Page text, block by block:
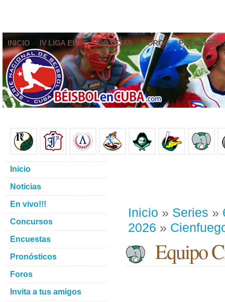
INICIO IV LIGA ELITE NOTICIAS FOROS
Inicio » Series »
2026 »
Equipo
Inicio
Noticias
En vivo!!!
Concursos
Encuestas
Pronósticos
Foros
Invita a tus amigos